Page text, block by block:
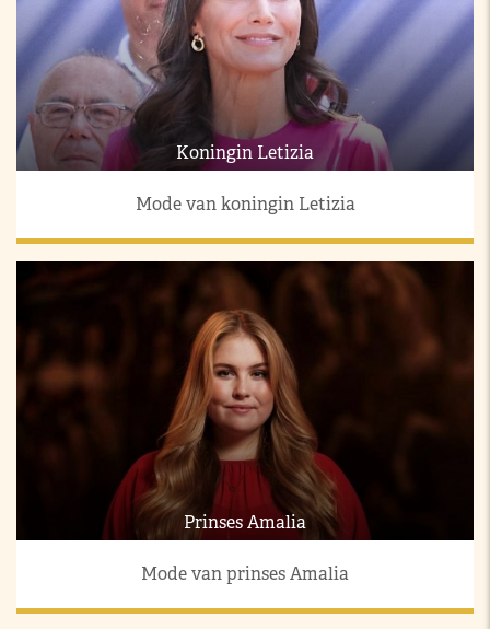
Koningin Letizia
Mode van koningin Letizia
Prinses Amalia
Mode van prinses Amalia